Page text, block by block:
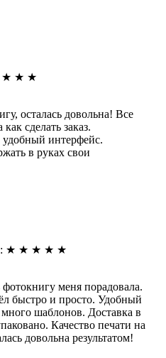
★ ★ ★
осталась довольна! Все
сделать заказ.
удобный интерфейс.
в руках свои
: ★ ★ ★ ★ ★
меня порадовала.
быстро и просто. Удобный
шаблонов. Доставка в
Качество печати на
довольна результатом!